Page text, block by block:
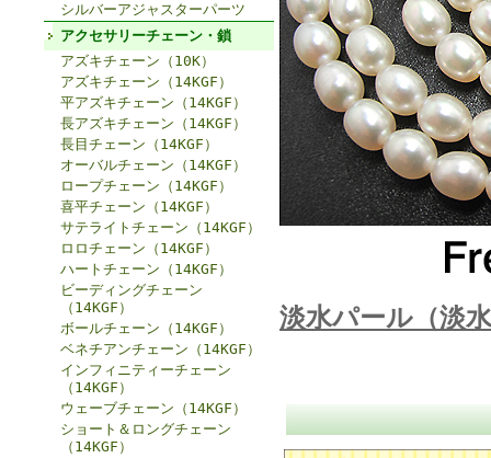
シルバーアジャスターパーツ
アクセサリーチェーン・鎖
アズキチェーン（10K）
アズキチェーン（14KGF）
平アズキチェーン（14KGF）
長アズキチェーン（14KGF）
長目チェーン（14KGF）
オーバルチェーン（14KGF）
ロープチェーン（14KGF）
喜平チェーン（14KGF）
サテライトチェーン（14KGF）
ロロチェーン（14KGF）
ハートチェーン（14KGF）
ビーディングチェーン
（14KGF）
ボールチェーン（14KGF）
ベネチアンチェーン（14KGF）
インフィニティーチェーン
（14KGF）
ウェーブチェーン（14KGF）
ショート＆ロングチェーン
（14KGF）
淡水パール（淡